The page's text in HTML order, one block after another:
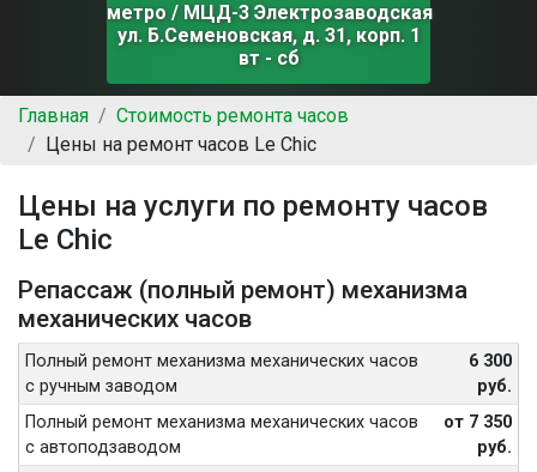
метро / МЦД-3 Электрозаводская
ул. Б.Семеновская, д. 31, корп. 1
вт - сб
Главная
Стоимость ремонта часов
Цены на ремонт часов Le Chic
Цены на услуги по ремонту часов
Le Chic
Репассаж (полный ремонт) механизма
механических часов
Полный ремонт механизма механических часов
с ручным заводом
6 300
руб.
Полный ремонт механизма механических часов
с автоподзаводом
от 7 350
руб.